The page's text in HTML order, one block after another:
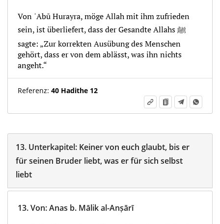
Von ʾAbū Hurayra, möge Allah mit ihm zufrieden
sein, ist überliefert, dass der Gesandte Allahs ﷺ
sagte: „Zur korrekten Ausübung des Menschen
gehört, dass er von dem ablässt, was ihn nichts
angeht.“
Referenz: 40 Hadithe 12
13. Unterkapitel: Keiner von euch glaubt, bis er
für seinen Bruder liebt, was er für sich selbst
liebt
13.Von:Anas b. Mālik al-Anṣārī